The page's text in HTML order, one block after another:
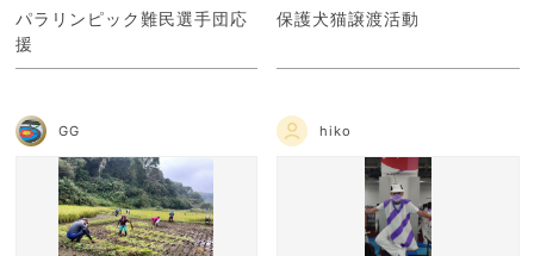
パラリンピック難民選手団応
援
保護犬猫譲渡活動
GG hiko